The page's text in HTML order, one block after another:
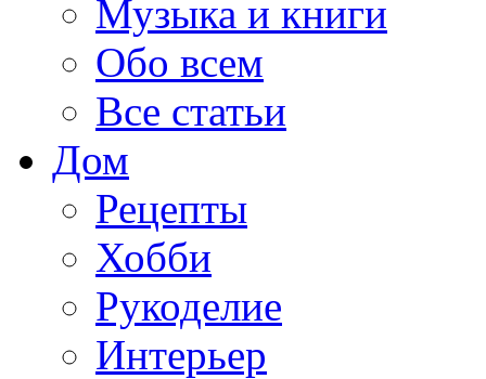
Музыка и книги
Обо всем
Все статьи
Дом
Рецепты
Хобби
Рукоделие
Интерьер